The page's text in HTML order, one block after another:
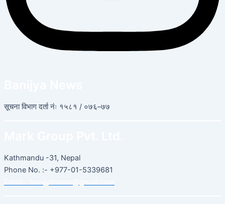
सूचना विभाग दर्ता नंः १५८१ / ०७६–७७
Kathmandu -31, Nepal
Phone No. :- +977-01-5339681